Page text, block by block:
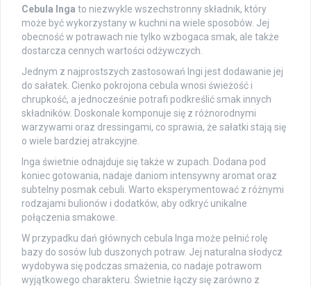
Cebula Inga to niezwykle wszechstronny składnik, który
może być wykorzystany w kuchni na wiele sposobów. Jej
obecność w potrawach nie tylko wzbogaca smak, ale także
dostarcza cennych wartości odżywczych.
Jednym z najprostszych zastosowań Ingi jest dodawanie jej
do sałatek. Cienko pokrojona cebula wnosi świeżość i
chrupkość, a jednocześnie potrafi podkreślić smak innych
składników. Doskonale komponuje się z różnorodnymi
warzywami oraz dressingami, co sprawia, że sałatki stają się
o wiele bardziej atrakcyjne.
Inga świetnie odnajduje się także w zupach. Dodana pod
koniec gotowania, nadaje daniom intensywny aromat oraz
subtelny posmak cebuli. Warto eksperymentować z różnymi
rodzajami bulionów i dodatków, aby odkryć unikalne
połączenia smakowe.
W przypadku dań głównych cebula Inga może pełnić rolę
bazy do sosów lub duszonych potraw. Jej naturalna słodycz
wydobywa się podczas smażenia, co nadaje potrawom
wyjątkowego charakteru. Świetnie łączy się zarówno z